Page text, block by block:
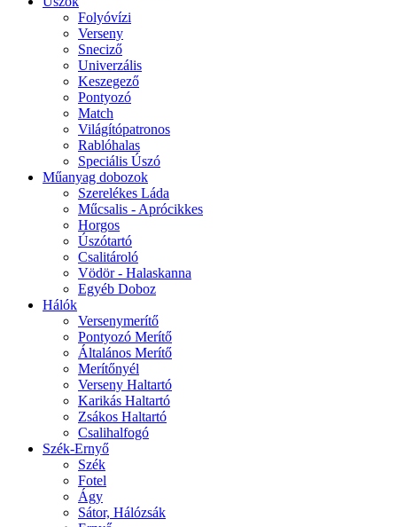
Folyóvízi
Verseny
Sneciző
Univerzális
Keszegező
Pontyozó
Match
Világítópatronos
Rablóhalas
Speciális Úszó
Műanyag dobozok
Szerelékes Láda
Műcsalis - Aprócikkes
Horgos
Úszótartó
Csalitároló
Vödör - Halaskanna
Egyéb Doboz
Hálók
Versenymerítő
Pontyozó Merítő
Általános Merítő
Merítőnyél
Verseny Haltartó
Karikás Haltartó
Zsákos Haltartó
Csalihalfogó
Szék-Ernyő
Szék
Fotel
Ágy
Sátor, Hálózsák